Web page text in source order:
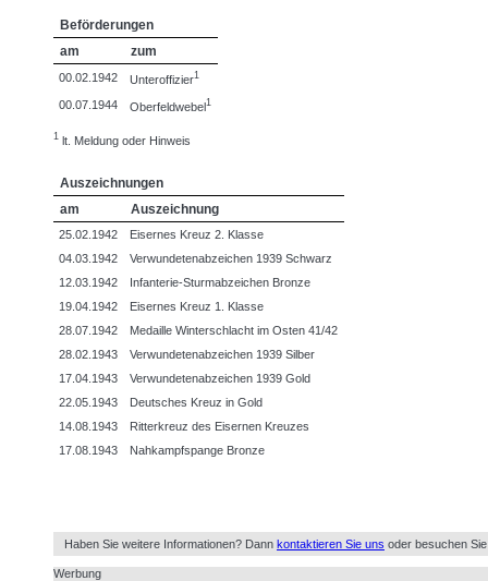
Beförderungen
am
zum
00.02.1942 Unteroffizier1
00.07.1944 Oberfeldwebel1
1 lt. Meldung oder Hinweis
Auszeichnungen
am
Auszeichnung
25.02.1942
Eisernes Kreuz 2. Klasse
04.03.1942
Verwundetenabzeichen 1939 Schwarz
12.03.1942
Infanterie-Sturmabzeichen Bronze
19.04.1942
Eisernes Kreuz 1. Klasse
28.07.1942
Medaille Winterschlacht im Osten 41/42
28.02.1943
Verwundetenabzeichen 1939 Silber
17.04.1943
Verwundetenabzeichen 1939 Gold
22.05.1943
Deutsches Kreuz in Gold
14.08.1943
Ritterkreuz des Eisernen Kreuzes
17.08.1943
Nahkampfspange Bronze
Haben Sie weitere Informationen? Dann kontaktieren Sie uns oder besuchen
Werbung